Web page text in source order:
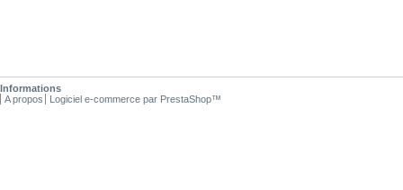
Informations
A propos
Logiciel e-commerce par PrestaShop™